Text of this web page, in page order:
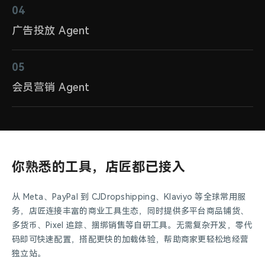
04
广告投放 Agent
05
会员营销 Agent
你熟悉的工具，店匠都已接入
从 Meta、PayPal 到 CJDropshipping、Klaviyo 等全球常用服
务，店匠连接丰富的商业工具生态，同时提供多平台商品铺货、
多货币、Pixel 追踪、捆绑销售等自研工具。无需复杂开发，零代
码即可快速配置，搭配更快的加载体验，帮助商家更轻松地经营
独立站。